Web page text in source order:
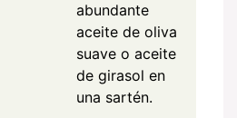
abundante
aceite de oliva
suave o aceite
de girasol en
una sartén.